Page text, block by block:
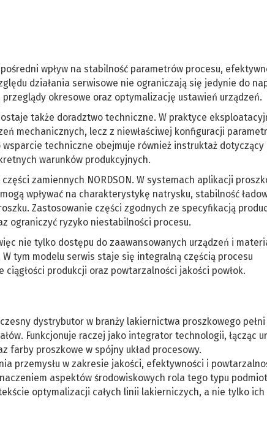
wpływ na stabilność parametrów procesu,
działania serwisowe nie ograniczają się jedynie do
okresowe oraz optymalizację ustawień urządzeń.
także doradztwo techniczne. W praktyce
mechanicznych, lecz z niewłaściwej konfiguracji
techniczne obejmuje również instruktaż dotyczący
warunków produkcyjnych.
zamiennych NORDSON. W systemach aplikacji
wpływać na charakterystykę natrysku, stabilność
Zastosowanie części zgodnych ze specyfikacją
ograniczyć ryzyko niestabilności procesu.
nie tylko dostępu do zaawansowanych urządzeń i
tym modelu serwis staje się integralną częścią procesu
produkcji oraz powtarzalności jakości powłok.
dystrybutor w branży lakiernictwa proszkowego
Funkcjonuje raczej jako integrator technologii, łącząc
farby proszkowe w spójny układ procesowy.
przemysłu w zakresie jakości, efektywności i
aspektów środowiskowych rola tego typu
optymalizacji całych linii lakierniczych, a nie tylko ich